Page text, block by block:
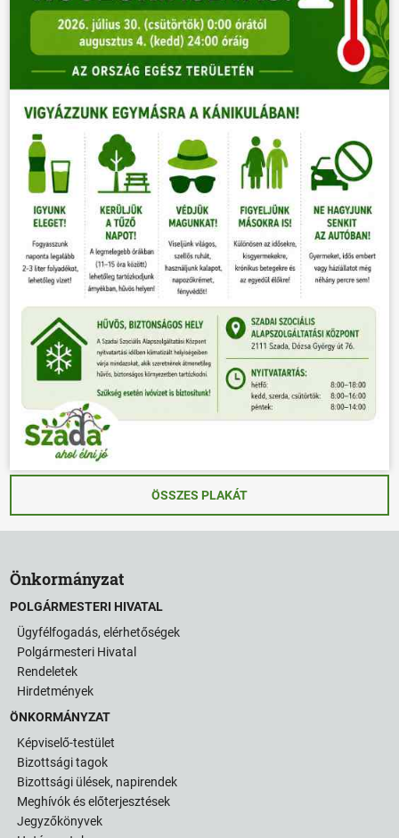
ÖSSZES PLAKÁT
Önkormányzat
POLGÁRMESTERI HIVATAL
Ügyfélfogadás, elérhetőségek
Polgármesteri Hivatal
Rendeletek
Hirdetmények
ÖNKORMÁNYZAT
Képviselő-testület
Bizottsági tagok
Bizottsági ülések, napirendek
Meghívók és előterjesztések
Jegyzőkönyvek